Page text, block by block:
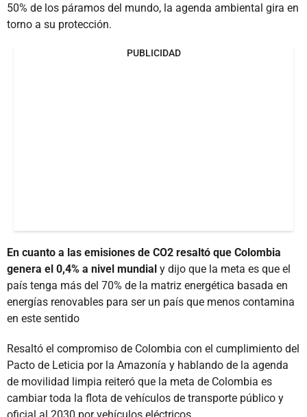
50% de los páramos del mundo, la agenda ambiental gira en
torno a su protección.
PUBLICIDAD
En cuanto a las emisiones de CO2 resaltó que Colombia
genera el 0,4% a nivel mundial y dijo que la meta es que el
país tenga más del 70% de la matriz energética basada en
energías renovables para ser un país que menos contamina
en este sentido
Resaltó el compromiso de Colombia con el cumplimiento del
Pacto de Leticia por la Amazonía y hablando de la agenda
de movilidad limpia reiteró que la meta de Colombia es
cambiar toda la flota de vehículos de transporte público y
oficial al 2030 por vehículos eléctricos.